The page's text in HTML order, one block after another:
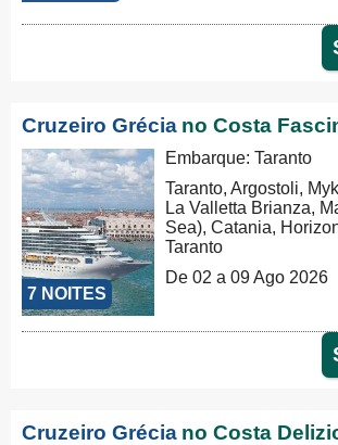
Cruzeiro Grécia no Costa
7 NOITES
Embarque: Taranto
Taranto, Argostoli,
La Valletta Brianza,
Sea), Catania,
Taranto
De 02 a 09 Ago 2026
Cruzeiro Grécia no Costa